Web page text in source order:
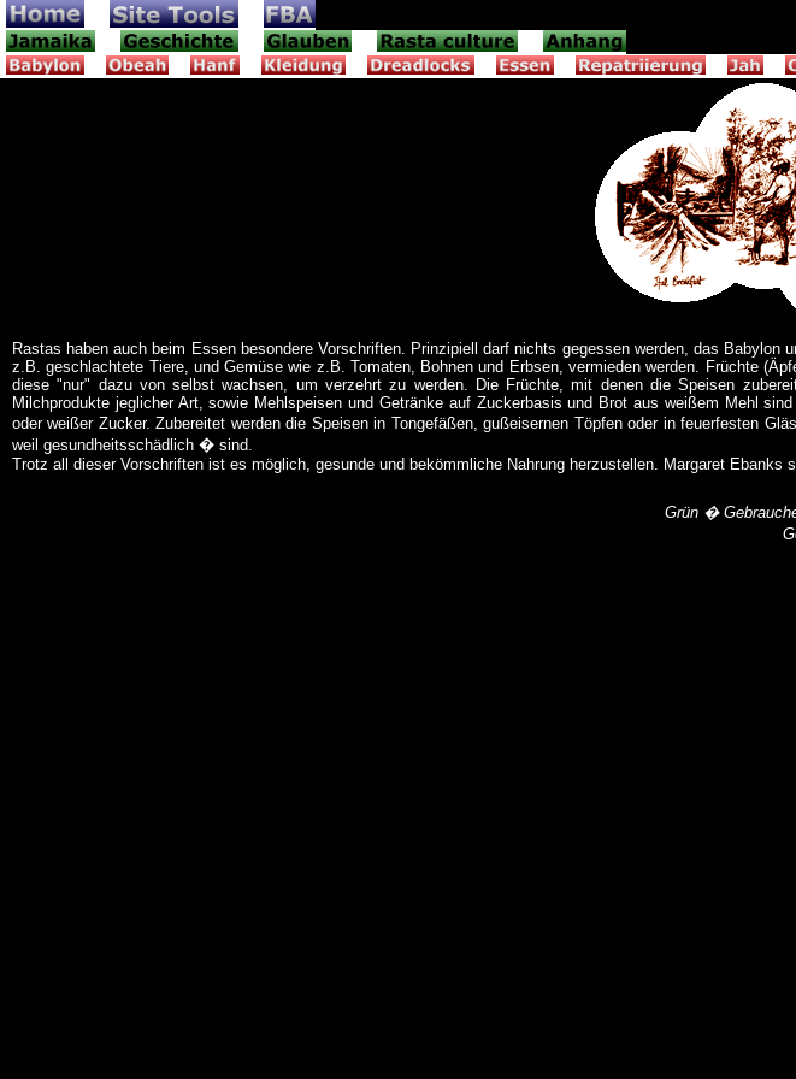
Glauben: Essensgewohnheiten
Rastas haben auch beim Essen besondere Vorschriften. Prinzipiell darf nichts gegessen werden, das
z.B. geschlachtete Tiere, und Gemüse wie z.B. Tomaten, Bohnen und Erbsen, vermieden werden. Früchte
diese "nur" dazu von selbst wachsen, um verzehrt zu werden. Die Früchte, mit denen die Speisen
Milchprodukte jeglicher Art, sowie Mehlspeisen und Getränke auf Zuckerbasis und Brot aus weißem Mehl
oder weißer Zucker. Zubereitet werden die Speisen in Tongefäßen, gußeisernen Töpfen oder in feuerfesten
weil gesundheitsschädlich � sind.
Trotz all dieser Vorschriften ist es möglich, gesunde und bekömmliche Nahrung herzustellen. Margaret Ebanks
Grün �